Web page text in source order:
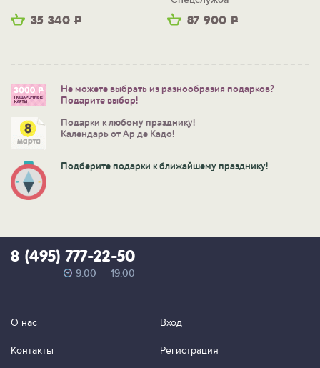
35 340 Р 87 900 Р
Не можете выбрать из разнообразия подарков?
Подарите выбор!
Подарки к любому празднику!
Календарь от Ар де Кадо!
Подберите подарки к ближайшему празднику!
8 (495) 777-22-50
9:00 — 19:00
О нас
Контакты
Вход
Регистрация